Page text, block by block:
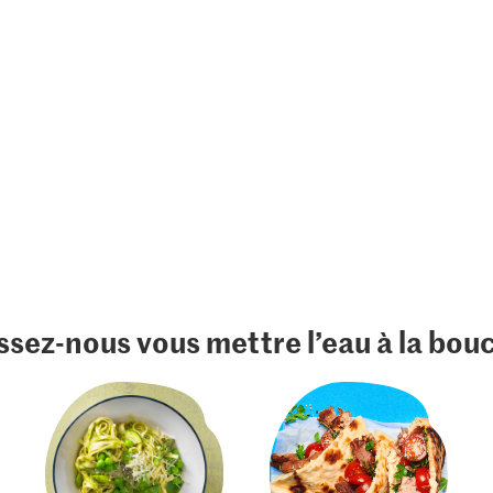
nous vous mettre l’eau à la